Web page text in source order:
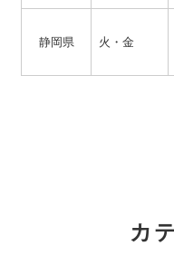
静岡県 火・金
カ